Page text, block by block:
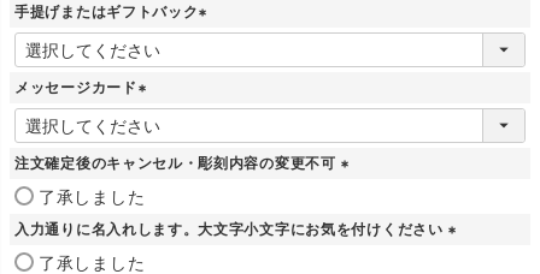
手提げまたはギフトバック
(
メッセージカード
(
必
須
注文確定後のキャンセル・彫刻内容の変更不可
須
了承しました
入力通りに名入れします。大文字小文字にお気を付けください
了承しました